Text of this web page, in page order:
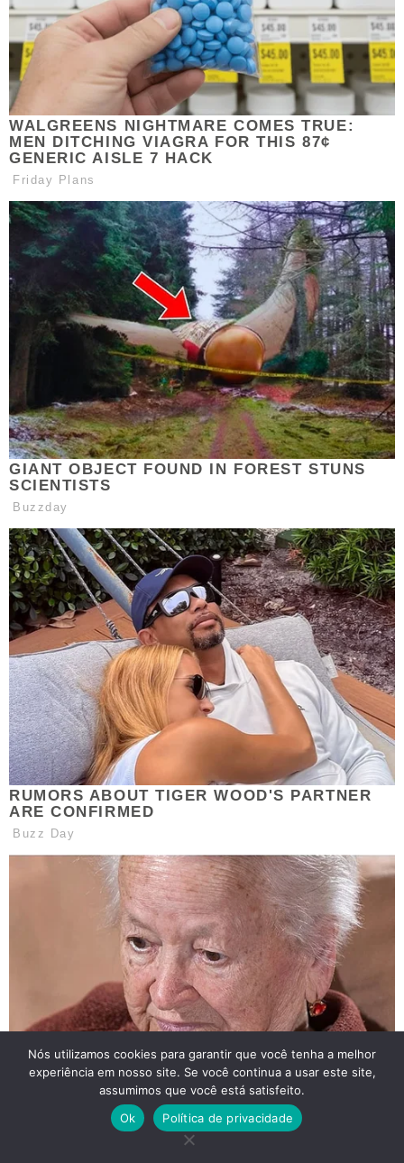
Nós utilizamos cookies para garantir que você tenha a melhor
experiência em nosso site. Se você continua a usar este site,
assumimos que você está satisfeito.
Ok
Política de privacidade